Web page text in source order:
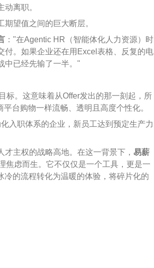
离职。
期望值之间的巨大断层。
："在Agentic HR（智能体化人力资源）时
付。如果企业还在用Excel表格、反复的电
中已经先输了一半。"
标。这意味着从Offer发出的那一刻起，所
台购物一样流畅、透明且高度个性化。
入职体系的企业，新员工达到预定生产力
主权的战略高地。在这一背景下， 易薪
焦虑而生。它不仅仅是一个工具，更是一
冷的流程转化为温暖的体验，将碎片化的